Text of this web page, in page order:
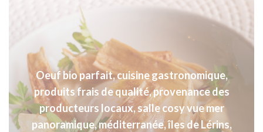
Oeuf bio parfait, cuisine gastronomique,
produits frais de qualité, provenance des
producteurs locaux, salle cosy vue mer
panoramique, méditerranée, îles de Lérins,